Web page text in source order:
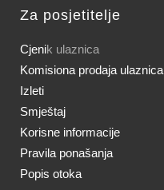
Za posjetitelje
Cjenik ulaznica
Komisiona prodaja ulaznica
Izleti
Smještaj
Korisne informacije
Pravila ponašanja
Popis otoka